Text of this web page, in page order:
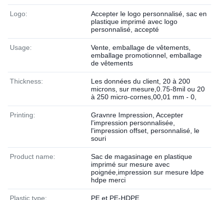
Logo:
Accepter le logo personnalisé, sac en
plastique imprimé avec logo
personnalisé, accepté
Usage:
Vente, emballage de vêtements,
emballage promotionnel, emballage
de vêtements
Thickness:
Les données du client, 20 à 200
microns, sur mesure,0.75-8mil ou 20
à 250 micro-cornes,00,01 mm - 0,
Printing:
Gravnre Impression, Accepter
l'impression personnalisée,
l'impression offset, personnalisé, le
souri
Product name:
Sac de magasinage en plastique
imprimé sur mesure avec
poignée,impression sur mesure ldpe
hdpe merci
Plastic type: PE et PE-HDPE